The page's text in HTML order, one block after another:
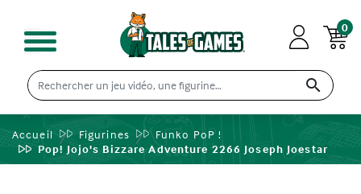

0
Accueil Figurines
Funko PoP !
Pop! Jojo's Bizzare Adventure 2266 Joseph Joestar